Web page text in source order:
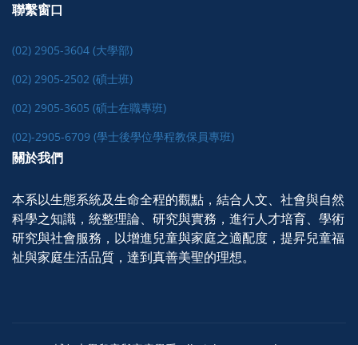
聯繫窗口
(02) 2905-3604 (大學部)
(02) 2905-2502 (碩士班)
(02) 2905-3605 (碩士在職專班)
(02)-2905-6709 (學士後學位學程教保員專班)
關於我們
本系以生態系統及生命全程的觀點，結合人文、社會與自然
科學之知識，統整理論、研究與實務，進行人才培育、學術
研究與社會服務，以增進兒童與家庭之適配度，提昇兒童福
祉與家庭生活品質，達到真善美聖的理想。